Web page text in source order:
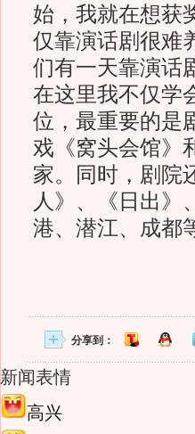
始，我就在想获
仅靠演话剧很难
们有一天靠演话
在这里我不仅学
位，最重要的是
戏《窝头会馆》
家。同时，剧院
人》、《日出》
港、潜江、成都
分享到：
新闻表情
高兴